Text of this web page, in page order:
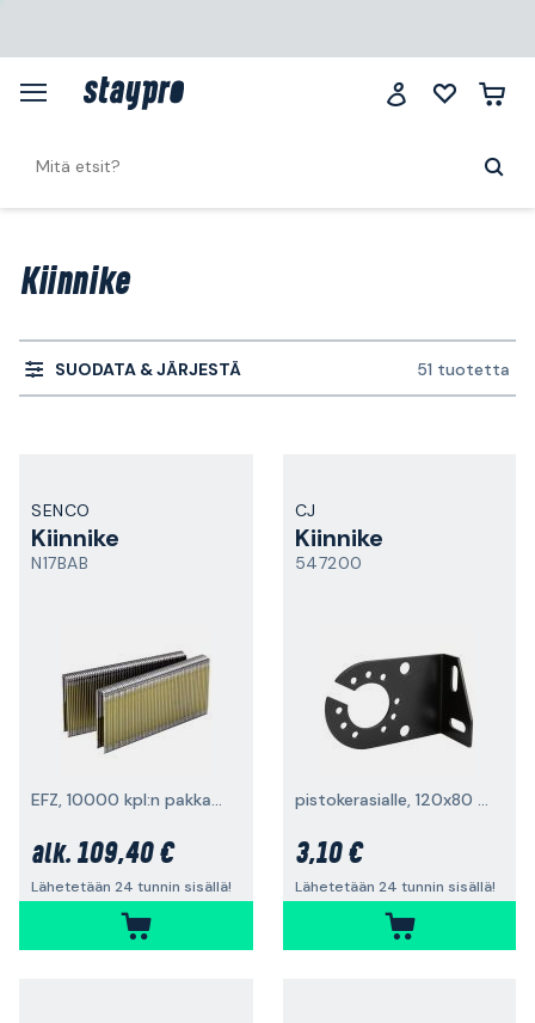
Kiinnike
SUODATA & JÄRJESTÄ 51 tuotetta
SENCO
Kiinnike
N17BAB
EFZ, 10000 kpl:n pakkaus
alk. 109,40 €
Lähetetään 24 tunnin sisällä!
CJ
Kiinnike
547200
pistokerasialle, 120x80 mm
3,10 €
Lähetetään 24 tunnin sisällä!